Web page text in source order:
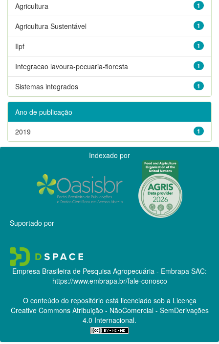
1
Agricultura
1
Agricultura Sustentável
1
Ilpf
1
Integracao lavoura-pecuaria-floresta
1
Sistemas integrados
Ano de publicação
1
2019
Indexado por
Suportado por
Empresa Brasileira de Pesquisa Agropecuária - Embrapa SAC:
https://www.embrapa.br/fale-conosco
O conteúdo do repositório está licenciado sob a Licença
Creative CommonsAtribuição - NãoComercial - SemDerivações
4.0 Internacional.